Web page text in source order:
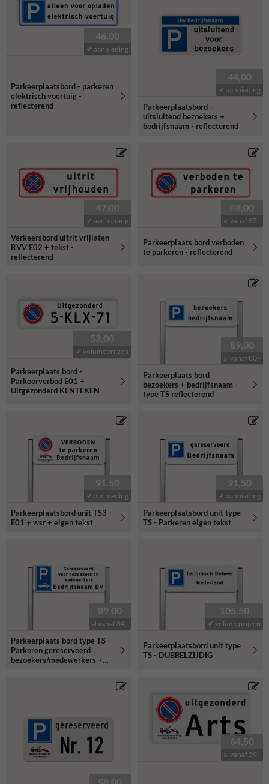
46,00
✔ aanbieding
Parkeerplaatsbord - parkeren
elektrisch voertuig -
reflecterend
44,00
✔ aanbieding
Parkeerplaatsbord -
uitsluitend bezoekers +
bedrijfsnaam - reflecterend
47,00
✔ aanbieding
Verkeersbord uitrit vrijlaten
RVV E02 + tekst -
reflecterend
48,00
al vanaf 37,-
Parkeerplaats bord verboden
te parkeren - reflecterend
53,00
✔ volumeprijzen
Parkeerplaats bord -
Parkeerverbod E01 +
Uitgezonderd KENTEKEN
89,00
al vanaf 80,-
Parkeerplaats bord
bezoekers + bedrijfsnaam -
type TS reflecterend
91,50
✔ aanbieding
Parkeerplaatsbord unit TS3 -
E01 + wsr + eigen tekst
91,50
✔ aanbieding
Parkeerplaatsbord unit type
TS - Parkeren eigen tekst
89,00
al vanaf 84,-
Parkeerplaats bord type TS -
Parkeren gereserveerd
bezoekers/medewerkers +
105,50
✔ volumeprijzen
Parkeerplaatsbord unit type
TS - DUBBELZIJDIG
64,50
al vanaf 59,-